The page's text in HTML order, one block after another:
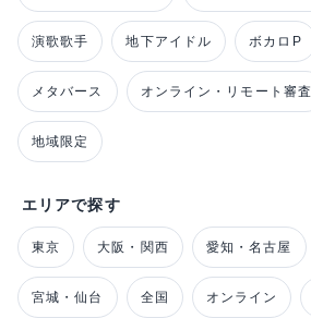
演歌歌手 地下アイドル ボカロP
メタバース オンライン・リモート審査
地域限定
エリアで探す
東京 大阪・関西 愛知・名古屋
宮城・仙台 全国 オンライン